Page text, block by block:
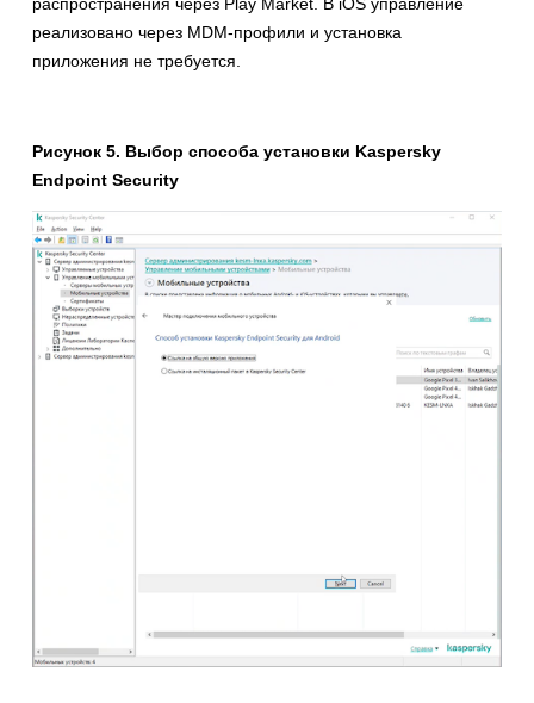
реализовано через MDM-профили и установка
приложения не требуется.
Рисунок 5. Выбор способа установки Kaspersky
Endpoint Security